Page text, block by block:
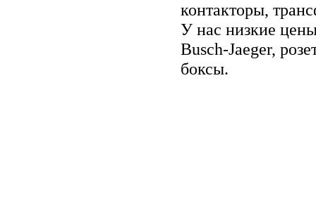
контакторы,
У нас низкие
Busch-Jaeger,
боксы.